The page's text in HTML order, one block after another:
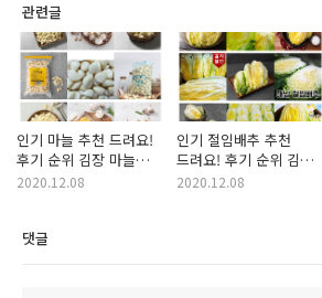
관련글
인기 마늘 추천 드려요!
후기 순위 김장 마늘
랭킹! (김장용 마늘,
김장용 다진 마늘,
2020.12.08
인기 절임배추 추천
드려요! 후기 순위 김장
절임배추 랭킹! (김장
2020.12.08
댓글